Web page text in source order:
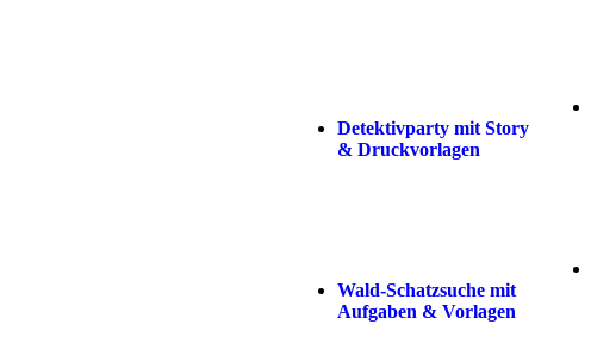
Detektivparty mit Story
& Druckvorlagen
Wald-Schatzsuche mit
Aufgaben & Vorlagen